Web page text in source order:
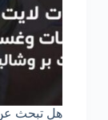
هل تبحث